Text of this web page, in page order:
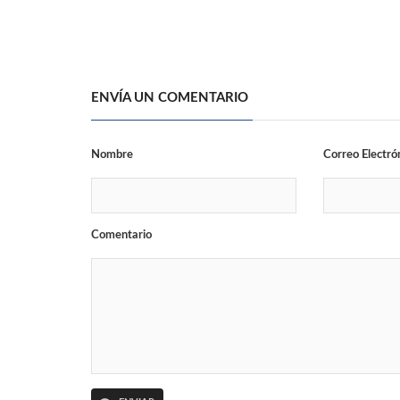
ENVÍA UN COMENTARIO
Nombre Correo
Comentario